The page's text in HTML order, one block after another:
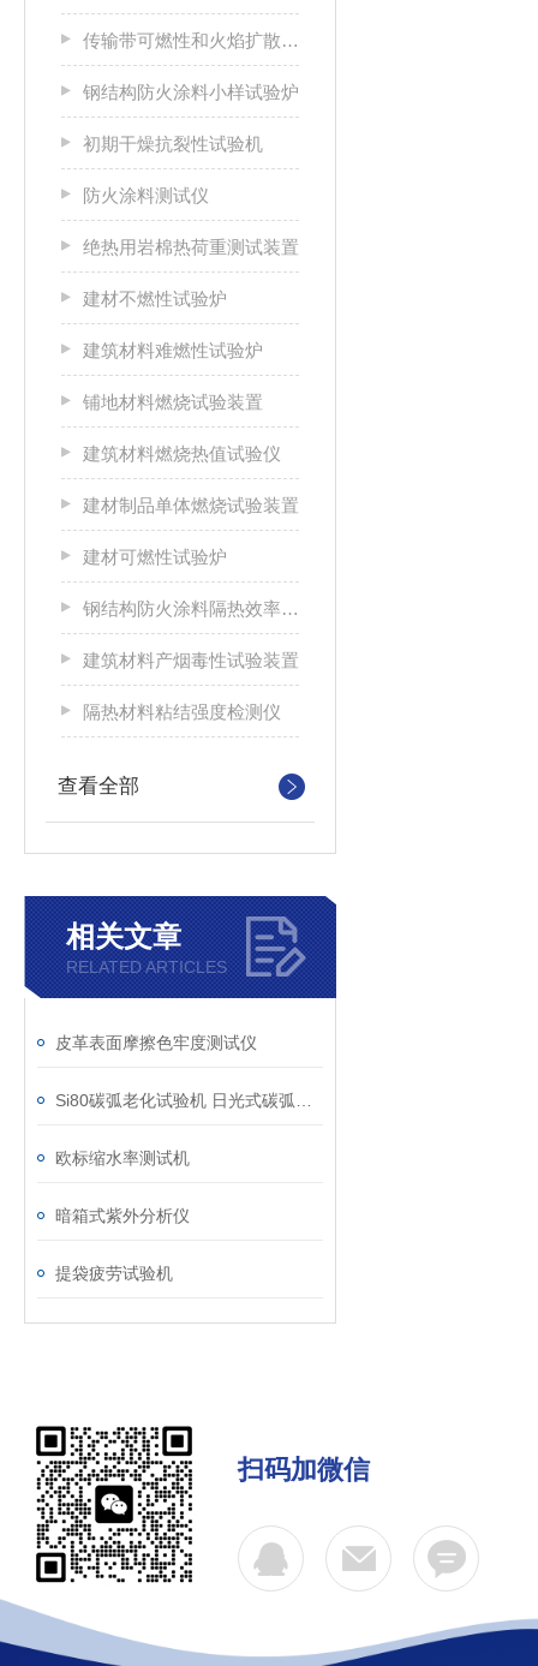
传输带可燃性和火焰扩散特性测试仪
钢结构防火涂料小样试验炉
初期干燥抗裂性试验机
防火涂料测试仪
绝热用岩棉热荷重测试装置
建材不燃性试验炉
建筑材料难燃性试验炉
铺地材料燃烧试验装置
建筑材料燃烧热值试验仪
建材制品单体燃烧试验装置
建材可燃性试验炉
钢结构防火涂料隔热效率及耐火极限试验炉
建筑材料产烟毒性试验装置
隔热材料粘结强度检测仪
查看全部
相关文章
RELATED ARTICLES
皮革表面摩擦色牢度测试仪
欧标缩水率测试机
暗箱式紫外分析仪
提袋疲劳试验机
扫码加微信